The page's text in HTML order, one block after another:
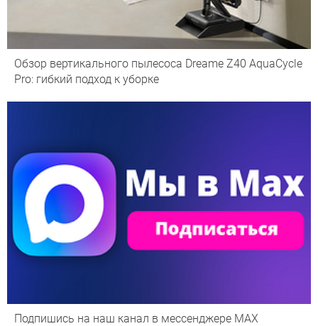
Обзор вертикального пылесоса Dreame Z40 AquaCycle
Pro: гибкий подход к уборке
Подпишись на наш канал в мессенджере МАХ